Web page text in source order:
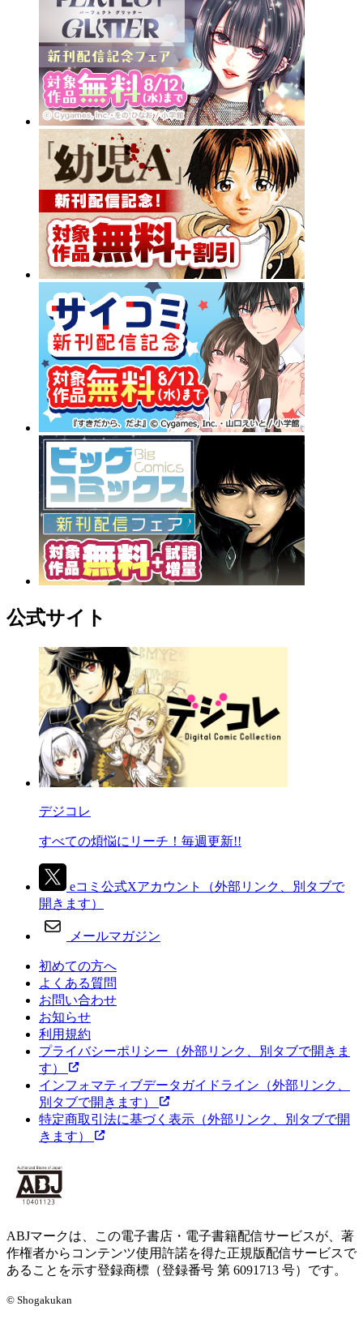
公式サイト
デジコレ
すべての煩悩にリーチ！毎週更新!!
eコミ公式Xアカウント
（外部リンク、別タブで
開きます）
メールマガジン
初めての方へ
よくある質問
お問い合わせ
お知らせ
利用規約
プライバシーポリシー （外部リンク、別タブで開きま
す）
インフォマティブデータガイドライン （外部リンク、
別タブで開きます）
特定商取引法に基づく表示 （外部リンク、別タブで開
きます）
ABJマークは、この電子書店・電子書籍配信サービスが、著
作権者からコンテンツ使用許諾を得た正規版配信サービスで
あることを示す登録商標（登録番号 第 6091713 号）です。
© Shogakukan